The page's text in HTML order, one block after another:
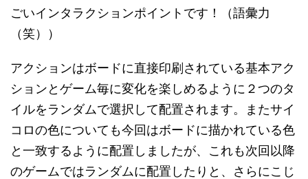
ごいインタラクションポイントです！（語彙力
（笑））
アクションはボードに直接印刷されている基本アク
ションとゲーム毎に変化を楽しめるように２つのタ
イルをランダムで選択して配置されます。またサイ
コロの色についても今回はボードに描かれている色
と一致するように配置しましたが、これも次回以降
のゲームではランダムに配置したりと、さらにこじ